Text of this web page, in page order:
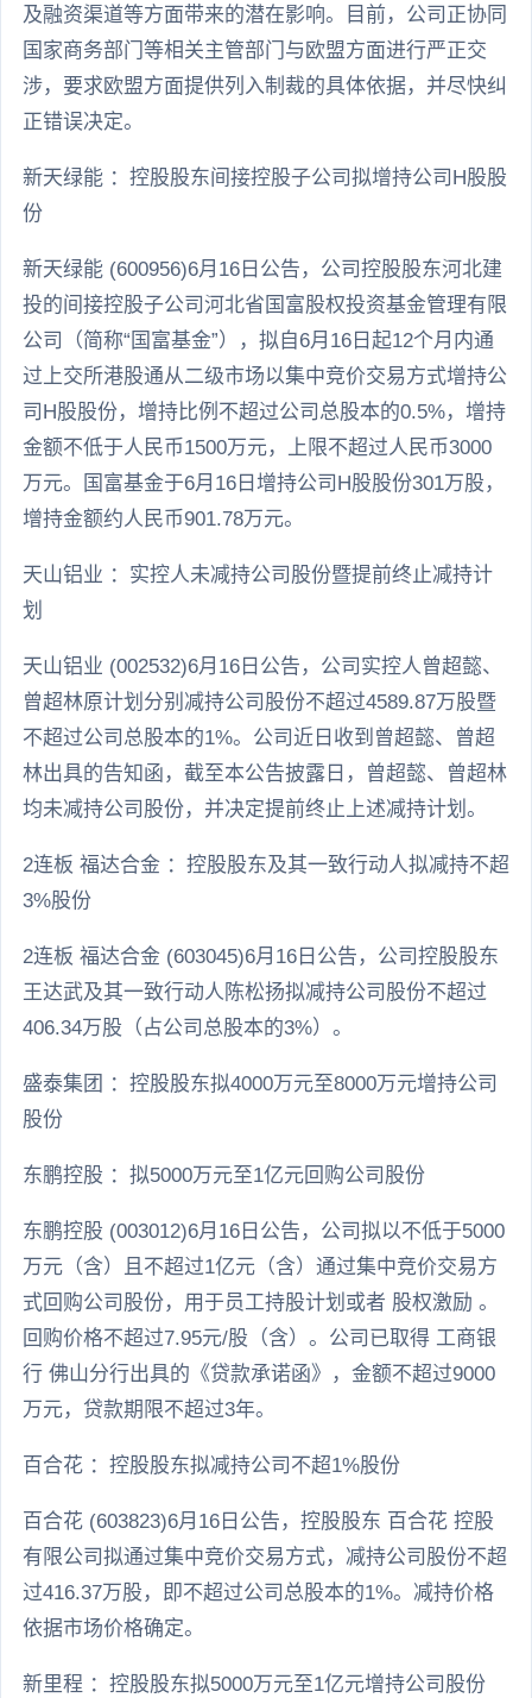
及融资渠道等方面带来的潜在影响。目前，公司正协同
国家商务部门等相关主管部门与欧盟方面进行严正交
涉，要求欧盟方面提供列入制裁的具体依据，并尽快纠
正错误决定。
新天绿能 ：控股股东间接控股子公司拟增持公司H股股
份
新天绿能 (600956)6月16日公告，公司控股股东河北建
投的间接控股子公司河北省国富股权投资基金管理有限
公司（简称“国富基金”），拟自6月16日起12个月内通
过上交所港股通从二级市场以集中竞价交易方式增持公
司H股股份，增持比例不超过公司总股本的0.5%，增持
金额不低于人民币1500万元，上限不超过人民币3000
万元。国富基金于6月16日增持公司H股股份301万股，
增持金额约人民币901.78万元。
天山铝业 ：实控人未减持公司股份暨提前终止减持计
划
天山铝业 (002532)6月16日公告，公司实控人曾超懿、
曾超林原计划分别减持公司股份不超过4589.87万股暨
不超过公司总股本的1%。公司近日收到曾超懿、曾超
林出具的告知函，截至本公告披露日，曾超懿、曾超林
均未减持公司股份，并决定提前终止上述减持计划。
2连板 福达合金 ：控股股东及其一致行动人拟减持不超
3%股份
2连板 福达合金 (603045)6月16日公告，公司控股股东
王达武及其一致行动人陈松扬拟减持公司股份不超过
406.34万股（占公司总股本的3%）。
盛泰集团 ：控股股东拟4000万元至8000万元增持公司
股份
东鹏控股 ：拟5000万元至1亿元回购公司股份
东鹏控股 (003012)6月16日公告，公司拟以不低于5000
万元（含）且不超过1亿元（含）通过集中竞价交易方
式回购公司股份，用于员工持股计划或者 股权激励 。
回购价格不超过7.95元/股（含）。公司已取得 工商银
行 佛山分行出具的《贷款承诺函》，金额不超过9000
万元，贷款期限不超过3年。
百合花 ：控股股东拟减持公司不超1%股份
百合花 (603823)6月16日公告，控股股东 百合花 控股
有限公司拟通过集中竞价交易方式，减持公司股份不超
过416.37万股，即不超过公司总股本的1%。减持价格
依据市场价格确定。
新里程 ：控股股东拟5000万元至1亿元增持公司股份